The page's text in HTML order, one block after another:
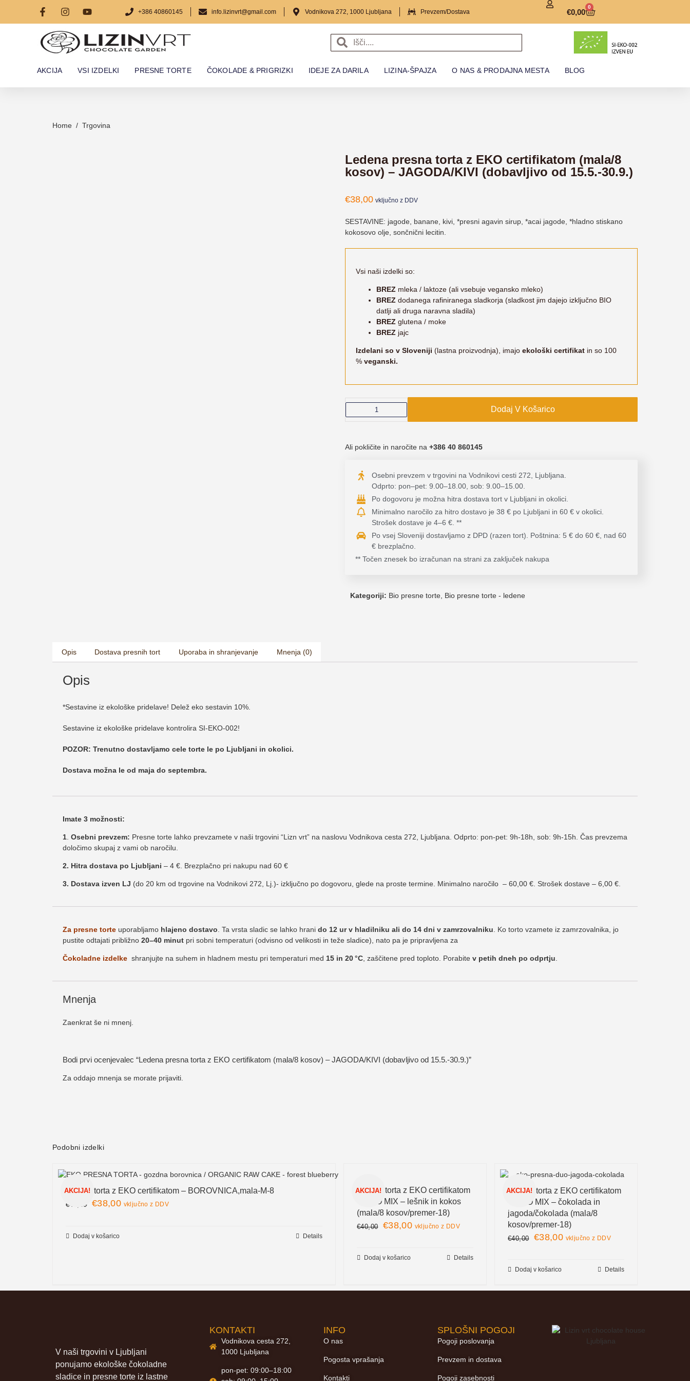
+386 40860145 info.lizinvrt@gmail.com Vodnikova 272, 1000 Ljubljana Prevzem/Dostava €0,00
0
AKCIJA VSI IZDELKI PRESNE TORTE ČOKOLADE & PRIGRIZKI IDEJE ZA DARILA LIZINA-ŠPAJZA O NAS & PRODAJNA MESTA BLOG
Home / Trgovina
Ledena presna torta z EKO certifikatom (mala/8
kosov) – JAGODA/KIVI (dobavljivo od 15.5.-30.9.)
€38,00 vključno z DDV
SESTAVINE: jagode, banane, kivi, *presni agavin sirup, *acai jagode, *hladno stiskano
kokosovo olje, sončnični lecitin.
Vsi naši izdelki so:
BREZ mleka / laktoze (ali vsebuje vegansko mleko)
BREZ dodanega rafiniranega sladkorja (sladkost jim dajejo izključno BIO
datlji ali druga naravna sladila)
BREZ glutena / moke
BREZ jajc
Izdelani so v Sloveniji (lastna proizvodnja), imajo ekološki certifikat in so 100
% veganski.
Dodaj V Košarico
Ali pokličite in naročite na +386 40 860145
Osebni prevzem v trgovini na Vodnikovi cesti 272, Ljubljana.
Odprto: pon–pet: 9.00–18.00, sob: 9.00–15.00.
Po dogovoru je možna hitra dostava tort v Ljubljani in okolici.
Minimalno naročilo za hitro dostavo je 38 € po Ljubljani in 60 € v okolici.
Strošek dostave je 4–6 €. **
Po vsej Sloveniji dostavljamo z DPD (razen tort). Poštnina: 5 € do 60 €, nad 60
€ brezplačno.
** Točen znesek bo izračunan na strani za zaključek nakupa
Kategoriji: Bio presne torte Bio presne torte - ledene
Opis Dostava presnih tort Uporaba in shranjevanje Mnenja (0)
Opis
*Sestavine iz ekološke pridelave! Delež eko sestavin 10%.
Sestavine iz ekološke pridelave kontrolira SI-EKO-002!
POZOR: Trenutno dostavljamo cele torte le po Ljubljani in okolici.
Dostava možna le od maja do septembra.
Imate 3 možnosti:
1. Osebni prevzem: Presne torte lahko prevzamete v naši trgovini “Lizn vrt” na naslovu Vodnikova cesta 272, Ljubljana. Odprto: pon-pet: 9h-18h, sob: 9h-15h. Čas prevzema
določimo skupaj z vami ob naročilu.
2. Hitra dostava po Ljubljani – 4 €. Brezplačno pri nakupu nad 60 €
3. Dostava izven LJ (do 20 km od trgovine na Vodnikovi 272, Lj.)- izključno po dogovoru, glede na proste termine. Minimalno naročilo – 60,00 €. Strošek dostave – 6,00 €.
Za presne torte uporabljamo hlajeno dostavo. Ta vrsta sladic se lahko hrani do 12 ur v hladilniku ali do 14 dni v zamrzovalniku. Ko torto vzamete iz zamrzovalnika, jo
pustite odtajati približno 20–40 minut pri sobni temperaturi (odvisno od velikosti in teže sladice), nato pa je pripravljena za
Čokoladne izdelke shranjujte na suhem in hladnem mestu pri temperaturi med 15 in 20 °C, zaščitene pred toploto. Porabite v petih dneh po odprtju.
Mnenja
Zaenkrat še ni mnenj.
Bodi prvi ocenjevalec “Ledena presna torta z EKO certifikatom (mala/8 kosov) – JAGODA/KIVI (dobavljivo od 15.5.-30.9.)”
Za oddajo mnenja se morate prijaviti.
Podobni izdelki
AKCIJA!
Presna torta z EKO certifikatom – BOROVNICA,mala-M-8
€40,00 €38,00 vključno z DDV
Dodaj v košarico Details
AKCIJA!
Presna torta z EKO certifikatom
– DUO MIX – lešnik in kokos
(mala/8 kosov/premer-18)
€40,00 €38,00 vključno z DDV
Dodaj v košarico Details
AKCIJA!
Presna torta z EKO certifikatom
– DUO MIX – čokolada in
jagoda/čokolada (mala/8
kosov/premer-18)
€40,00 €38,00 vključno z DDV
Dodaj v košarico Details
V naši trgovini v Ljubljani
ponujamo ekološke čokoladne
sladice in presne torte iz lastne
KONTAKTI
Vodnikova cesta 272,
1000 Ljubljana
pon-pet: 09:00–18:00
INFO
O nas
Pogosta vprašanja
Kontakti
SPLOŠNI POGOJI
Pogoji poslovanja
Prevzem in dostava
Pogoji zasebnosti